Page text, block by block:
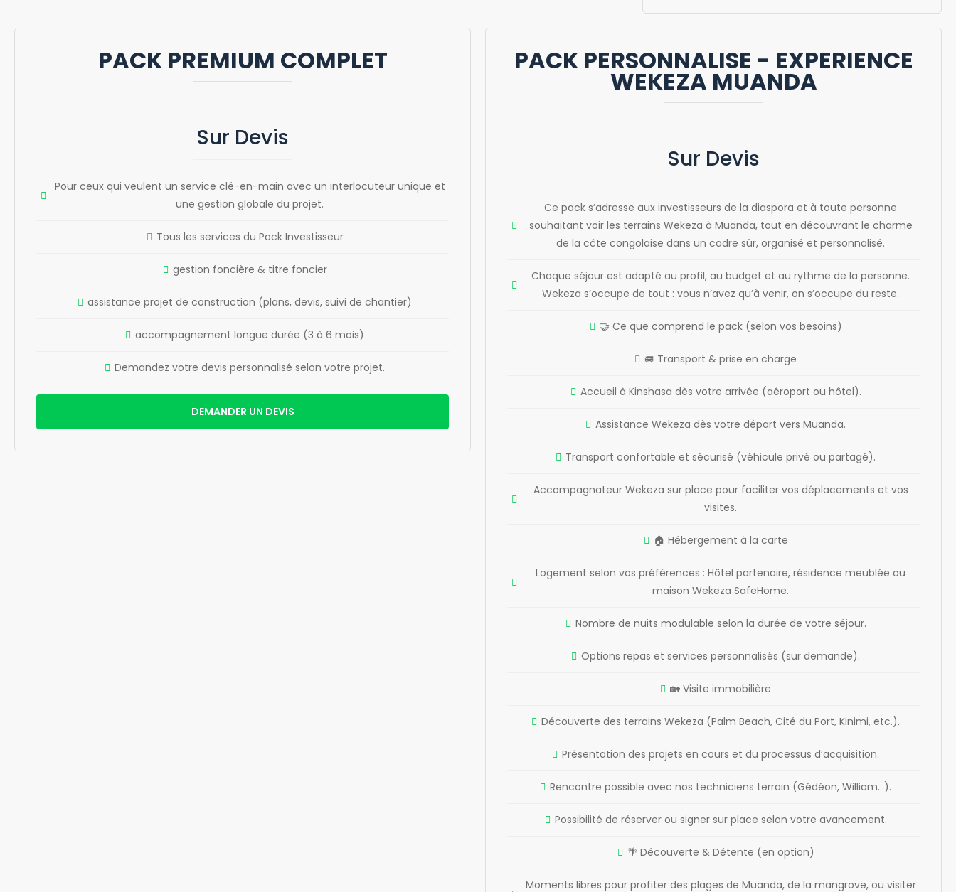
PACK PREMIUM COMPLET
Sur Devis
Pour ceux qui veulent un service clé-en-main avec un interlocuteur unique et
une gestion globale du projet.
Tous les services du Pack Investisseur
gestion foncière & titre foncier
assistance projet de construction (plans, devis, suivi de chantier)
accompagnement longue durée (3 à 6 mois)
Demandez votre devis personnalisé selon votre projet.
DEMANDER UN DEVIS
PACK PERSONNALISE - EXPERIENCE
WEKEZA MUANDA
Sur Devis
Ce pack s’adresse aux investisseurs de la diaspora et à toute personne
souhaitant voir les terrains Wekeza à Muanda, tout en découvrant le charme
de la côte congolaise dans un cadre sûr, organisé et personnalisé.
Chaque séjour est adapté au profil, au budget et au rythme de la personne.
Wekeza s’occupe de tout : vous n’avez qu’à venir, on s’occupe du reste.
🤝 Ce que comprend le pack (selon vos besoins)
🚐 Transport & prise en charge
Accueil à Kinshasa dès votre arrivée (aéroport ou hôtel).
Assistance Wekeza dès votre départ vers Muanda.
Transport confortable et sécurisé (véhicule privé ou partagé).
Accompagnateur Wekeza sur place pour faciliter vos déplacements et vos
visites.
🏠 Hébergement à la carte
Logement selon vos préférences : Hôtel partenaire, résidence meublée ou
maison Wekeza SafeHome.
Nombre de nuits modulable selon la durée de votre séjour.
Options repas et services personnalisés (sur demande).
🏡 Visite immobilière
Découverte des terrains Wekeza (Palm Beach, Cité du Port, Kinimi, etc.).
Présentation des projets en cours et du processus d’acquisition.
Rencontre possible avec nos techniciens terrain (Gédéon, William…).
Possibilité de réserver ou signer sur place selon votre avancement.
🌴 Découverte & Détente (en option)
Moments libres pour profiter des plages de Muanda, de la mangrove, ou visiter